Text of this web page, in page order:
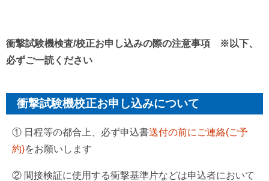
衝撃試験機検査/校正お申し込みの際の注意事項 ※以下、
必ずご一読ください
衝撃試験機校正お申し込みについて
① 日程等の都合上、必ず申込書送付の前にご連絡(ご予
約)をお願いします
② 間接検証に使用する衝撃基準片などは申込者において